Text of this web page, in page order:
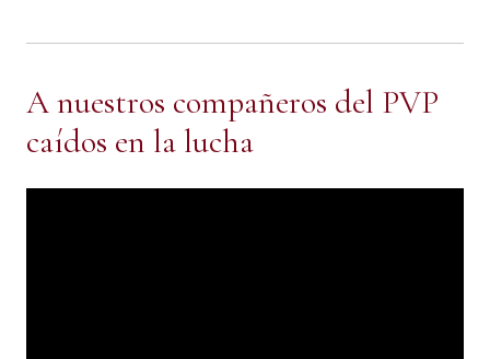
A nuestros compañeros del PVP
caídos en la lucha